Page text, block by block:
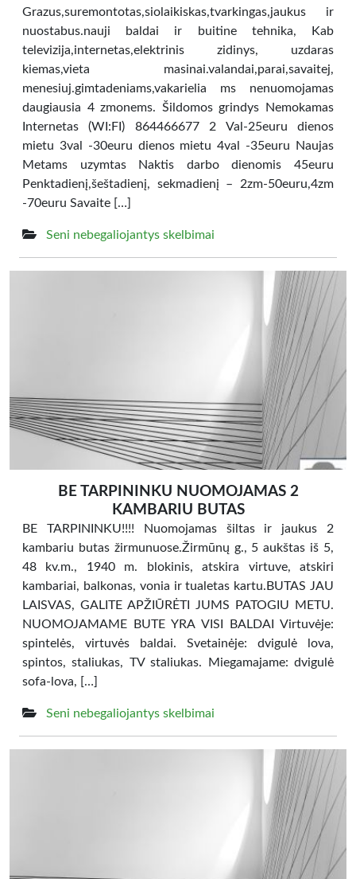
Grazus,suremontotas,siolaikiskas,tvarkingas,jaukus ir
nuostabus.nauji baldai ir buitine tehnika, Kab
televizija,internetas,elektrinis zidinys, uzdaras
kiemas,vieta masinai.valandai,parai,savaitej,
menesiuj.gimtadeniams,vakarielia ms nenuomojamas
daugiausia 4 zmonems. Šildomos grindys Nemokamas
Internetas (WI:FI) 864466677 2 Val-25euru dienos
mietu 3val -30euru dienos mietu 4val -35euru Naujas
Metams uzymtas Naktis darbo dienomis 45euru
Penktadienį,šeštadienį, sekmadienį – 2zm-50euru,4zm
-70euru Savaite […]
Seni nebegaliojantys skelbimai
BE TARPININKU NUOMOJAMAS 2
KAMBARIU BUTAS
BE TARPININKU!!!! Nuomojamas šiltas ir jaukus 2
kambariu butas žirmunuose.Žirmūnų g., 5 aukštas iš 5,
48 kv.m., 1940 m. blokinis, atskira virtuve, atskiri
kambariai, balkonas, vonia ir tualetas kartu.BUTAS JAU
LAISVAS, GALITE APŽIŪRĖTI JUMS PATOGIU METU.
NUOMOJAMAME BUTE YRA VISI BALDAI Virtuvėje:
spintelės, virtuvės baldai. Svetainėje: dvigulė lova,
spintos, staliukas, TV staliukas. Miegamajame: dvigulė
sofa-lova, […]
Seni nebegaliojantys skelbimai